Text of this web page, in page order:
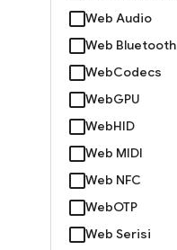
Web Audio
Web Bluetooth
WebCodecs
WebGPU
WebHID
Web MIDI
Web NFC
WebOTP
Web Serisi